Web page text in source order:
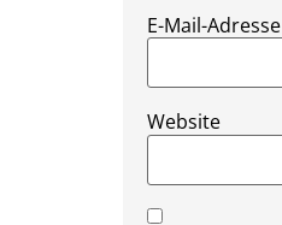
E-Mail-Adresse
Website